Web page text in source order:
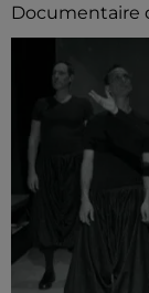
Documentaire